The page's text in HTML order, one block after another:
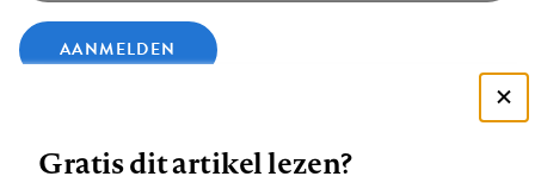
mailadres
AANMELDEN
Zie onze cookie policy
Gratis dit artikel lezen?